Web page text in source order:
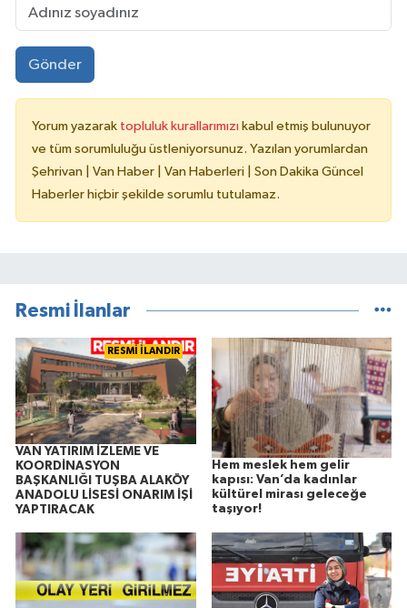
Gönder
Yorum yazarak topluluk kurallarımızı kabul etmiş bulunuyor
ve tüm sorumluluğu üstleniyorsunuz. Yazılan yorumlardan
Şehrivan | Van Haber | Van Haberleri | Son Dakika Güncel
Haberler hiçbir şekilde sorumlu tutulamaz.
Resmi İlanlar
RESMİ İLANDIR
VAN YATIRIM İZLEME VE
KOORDİNASYON
BAŞKANLIĞI TUŞBA ALAKÖY
ANADOLU LİSESİ ONARIM İŞİ
YAPTIRACAK
Hem meslek hem gelir
kapısı: Van’da kadınlar
kültürel mirası geleceğe
taşıyor!